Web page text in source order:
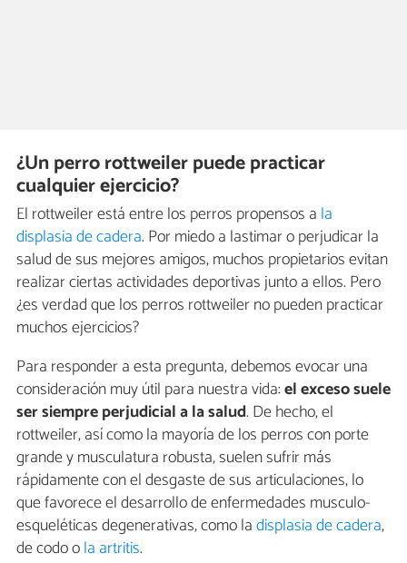
¿Un perro rottweiler puede practicar
cualquier ejercicio?
El rottweiler está entre los perros propensos a la
displasia de cadera. Por miedo a lastimar o perjudicar la
salud de sus mejores amigos, muchos propietarios evitan
realizar ciertas actividades deportivas junto a ellos. Pero
¿es verdad que los perros rottweiler no pueden practicar
muchos ejercicios?
Para responder a esta pregunta, debemos evocar una
consideración muy útil para nuestra vida:el exceso suele
ser siempre perjudicial a la salud. De hecho, el
rottweiler, así como la mayoría de los perros con porte
grande y musculatura robusta, suelen sufrir más
rápidamente con el desgaste de sus articulaciones, lo
que favorece el desarrollo de enfermedades musculo-
esqueléticas degenerativas, como ladisplasia de cadera,
de codo ola artritis.